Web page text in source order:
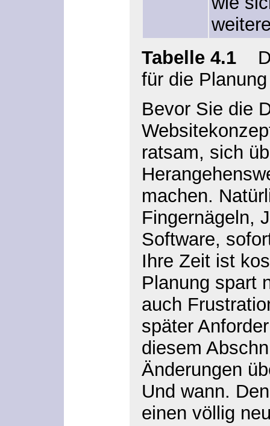
Tabelle 4.1
für die
Bevor Sie die
ratsam, sich
machen.
Fingernägeln,
Software,
Ihre Zeit ist
Planung spart
auch
später
diesem
Änderungen
Und wann.
einen völlig